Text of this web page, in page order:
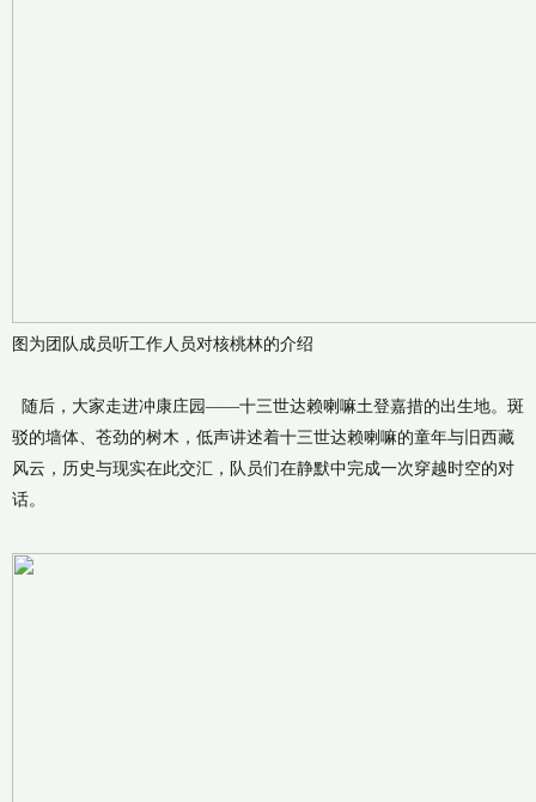
图为团队成员听工作人员对核桃林的介绍
随后，大家走进冲康庄园——十三世达赖喇嘛土登嘉措的出生地。斑
驳的墙体、苍劲的树木，低声讲述着十三世达赖喇嘛的童年与旧西藏
风云，历史与现实在此交汇，队员们在静默中完成一次穿越时空的对
话。